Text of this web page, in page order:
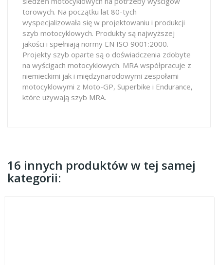
torowych. Na początku lat 80-tych
wyspecjalizowała się w projektowaniu i produkcji
szyb motocyklowych. Produkty są najwyższej
jakości i spełniają normy EN ISO 9001:2000.
Projekty szyb oparte są o doświadczenia zdobyte
na wyścigach motocyklowych. MRA współpracuje z
niemieckimi jak i międzynarodowymi zespołami
motocyklowymi z Moto-GP, Superbike i Endurance,
które używają szyb MRA.
16 innych produktów w tej samej
kategorii: